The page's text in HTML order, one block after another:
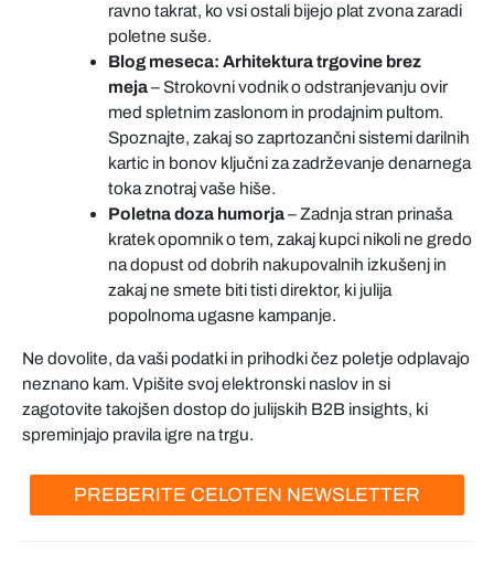
ravno takrat, ko vsi ostali bijejo plat zvona zaradi
poletne suše.
Blog meseca: Arhitektura trgovine brez
meja– Strokovni vodnik o odstranjevanju ovir
med spletnim zaslonom in prodajnim pultom.
Spoznajte, zakaj so zaprtozančni sistemi darilnih
kartic in bonov ključni za zadrževanje denarnega
toka znotraj vaše hiše.
Poletna doza humorja– Zadnja stran prinaša
kratek opomnik o tem, zakaj kupci nikoli ne gredo
na dopust od dobrih nakupovalnih izkušenj in
zakaj ne smete biti tisti direktor, ki julija
popolnoma ugasne kampanje.
Ne dovolite, da vaši podatki in prihodki čez poletje odplavajo
neznano kam. Vpišite svoj elektronski naslov in si
zagotovite takojšen dostop do julijskih B2B insights, ki
spreminjajo pravila igre na trgu.
PREBERITE CELOTEN NEWSLETTER